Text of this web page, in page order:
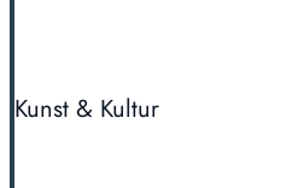
Kunst & Kultur